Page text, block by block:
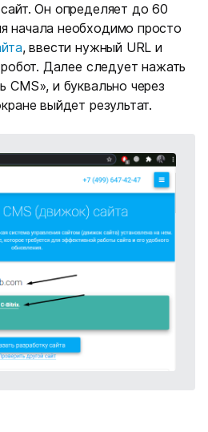
Он определяет до 60
начала необходимо просто
, ввести нужный URL и
Далее следует нажать
CMS», и буквально через
выйдет результат.